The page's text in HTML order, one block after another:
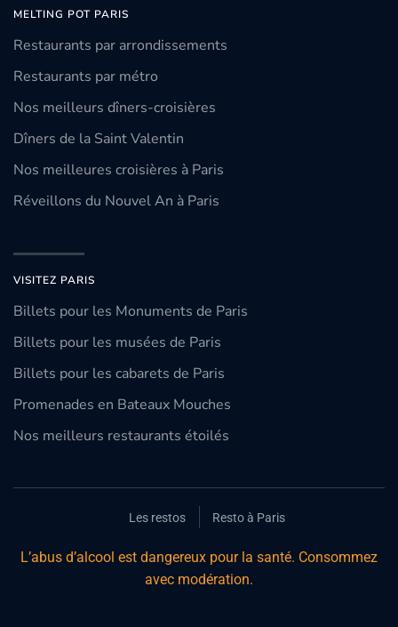
MELTING POT PARIS
Restaurants par arrondissements
Restaurants par métro
Nos meilleurs dîners-croisières
Dîners de la Saint Valentin
Nos meilleures croisières à Paris
Réveillons du Nouvel An à Paris
VISITEZ PARIS
Billets pour les Monuments de Paris
Billets pour les musées de Paris
Billets pour les cabarets de Paris
Promenades en Bateaux Mouches
Nos meilleurs restaurants étoilés
Les restos Resto à Paris
L’abus d’alcool est dangereux pour la santé. Consommez
avec modération.